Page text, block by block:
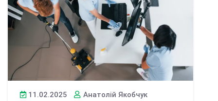
11.02.2025
Анатолій Якобчук